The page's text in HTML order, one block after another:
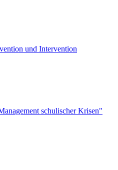
und Intervention
schulischer Krisen"